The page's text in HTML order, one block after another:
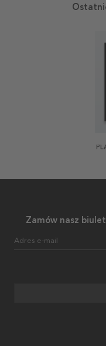
Zamów nasz
Adres e-mail